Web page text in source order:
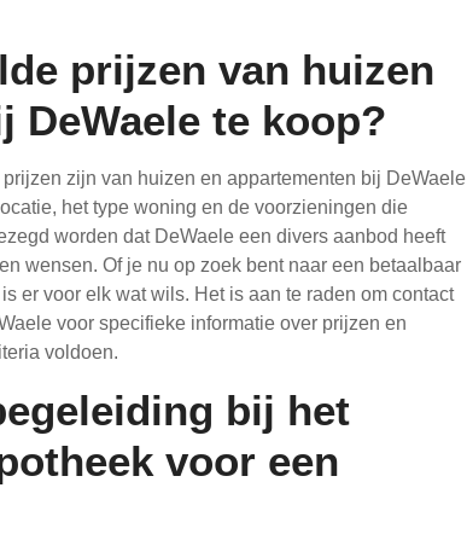
prijzen van huizen
DeWaele te koop?
zijn van huizen en appartementen bij DeWaele
het type woning en de voorzieningen die
worden dat DeWaele een divers aanbod heeft
wensen. Of je nu op zoek bent naar een betaalbaar
er voor elk wat wils. Het is aan te raden om contact
voor specifieke informatie over prijzen en
voldoen.
bij het
voor een